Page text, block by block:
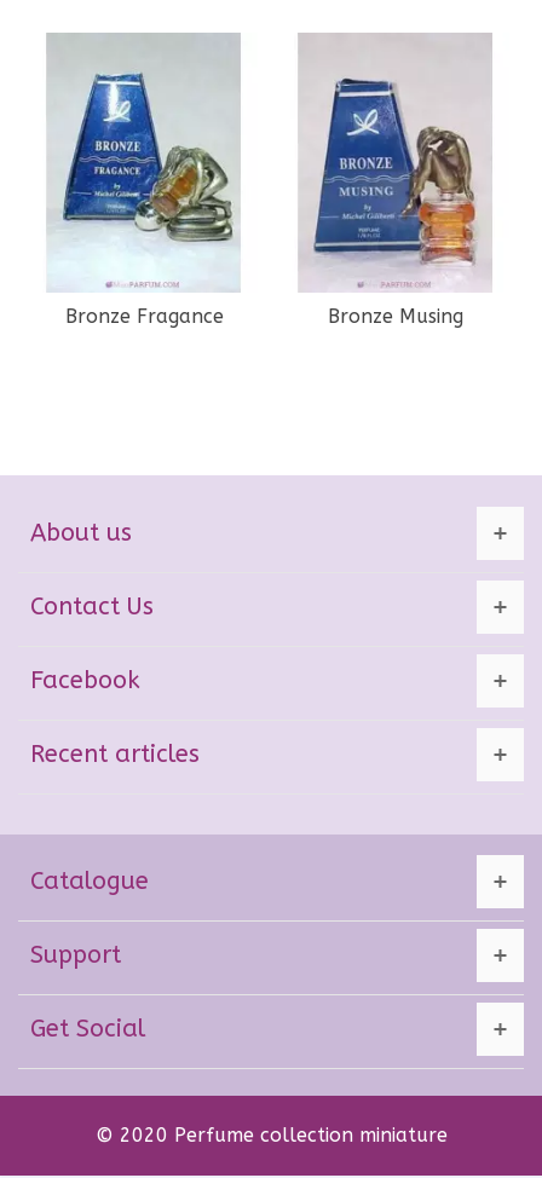
Bronze Fragance Bronze Musing
About us
Contact Us
Facebook
Recent articles
Catalogue
Support
Get Social
© 2020 Perfume collection miniature